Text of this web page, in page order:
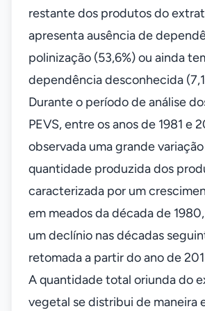
restante dos produtos do
apresenta ausência de
polinização (53,6%) ou ainda
dependência desconhecida
Durante o período de análise
PEVS, entre os anos de 1981 e
observada uma grande
quantidade produzida dos
caracterizada por um
em meados da década de
um declínio nas décadas
retomada a partir do ano de
A quantidade total oriunda do
vegetal se distribui de maneira